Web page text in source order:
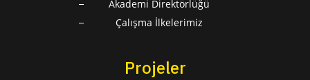
Akademi Direktörlüğü
Çalışma İlkelerimiz
Projeler